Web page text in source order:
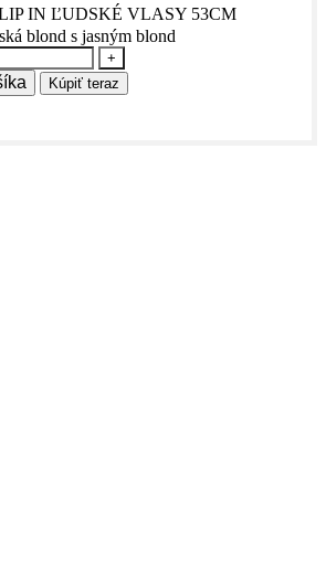
IN ĽUDSKÉ VLASY 53CM
blond s jasným blond
Kúpiť teraz